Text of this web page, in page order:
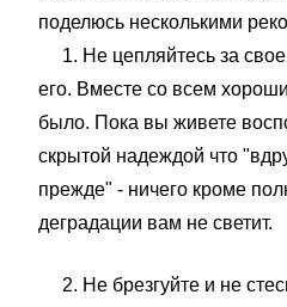
поделюсь несколькими
1. Не цепляйтесь за
его. Вместе со всем
было. Пока вы живете
скрытой надеждой что
прежде" - ничего кроме
деградации вам не светит.
2. Не брезгуйте и не